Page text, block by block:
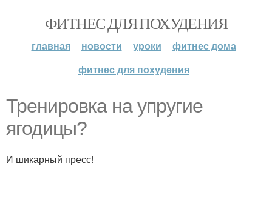
ФИТНЕС ДЛЯ ПОХУДЕНИЯ
главная новости уроки
фитнес дома
фитнес для похудения
Тренировка на упругие
ягодицы?
И шикарный пресс!